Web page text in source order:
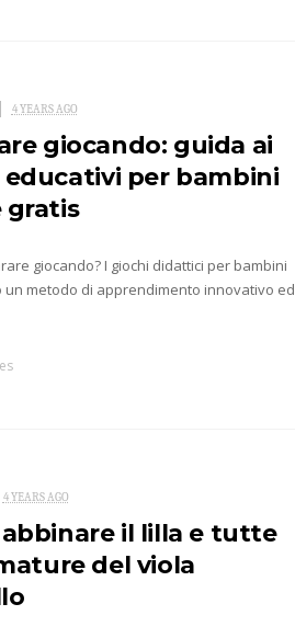
4 YEARS AGO
giocando: guida ai
educativi per bambini
gratis
giocando? I giochi didattici per bambini
un metodo di apprendimento innovativo ed
4 YEARS AGO
abbinare il lilla e tutte
del viola